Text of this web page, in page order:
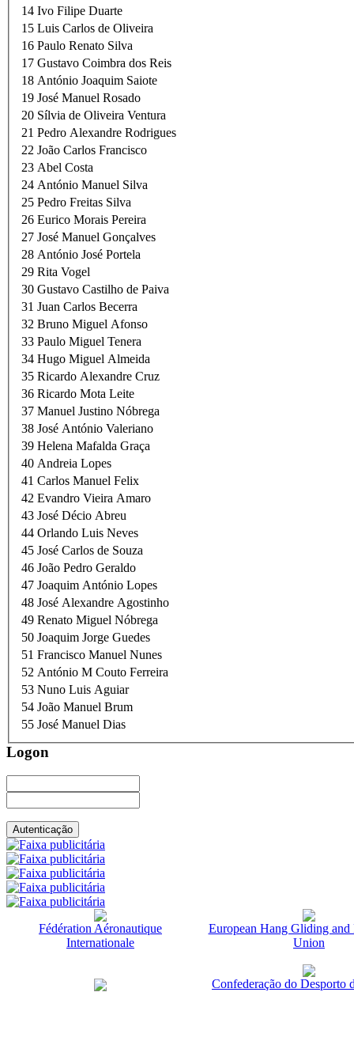
14 Ivo Filipe Duarte
15 Luis Carlos de Oliveira
16 Paulo Renato Silva
17 Gustavo Coimbra dos Reis
18 António Joaquim Saiote
19 José Manuel Rosado
20 Sílvia de Oliveira Ventura
21 Pedro Alexandre Rodrigues
22 João Carlos Francisco
23 Abel Costa
24 António Manuel Silva
25 Pedro Freitas Silva
26 Eurico Morais Pereira
27 José Manuel Gonçalves
28 António José Portela
29 Rita Vogel
30 Gustavo Castilho de Paiva
31 Juan Carlos Becerra
32 Bruno Miguel Afonso
33 Paulo Miguel Tenera
34 Hugo Miguel Almeida
35 Ricardo Alexandre Cruz
36 Ricardo Mota Leite
37 Manuel Justino Nóbrega
38 José António Valeriano
39 Helena Mafalda Graça
40 Andreia Lopes
41 Carlos Manuel Felix
42 Evandro Vieira Amaro
43 José Décio Abreu
44 Orlando Luis Neves
45 José Carlos de Souza
46 João Pedro Geraldo
47 Joaquim António Lopes
48
José Alexandre Agostinho
49 Renato Miguel Nóbrega
50 Joaquim Jorge Guedes
51
Francisco Manuel Nunes
52 António M Couto Ferreira
53 Nuno Luis Aguiar
54 João Manuel Brum
55 José Manuel Dias
Logon
Fédération Aéronautique
Internationale
European Hang Gliding and
Union
Confederação do Desporto